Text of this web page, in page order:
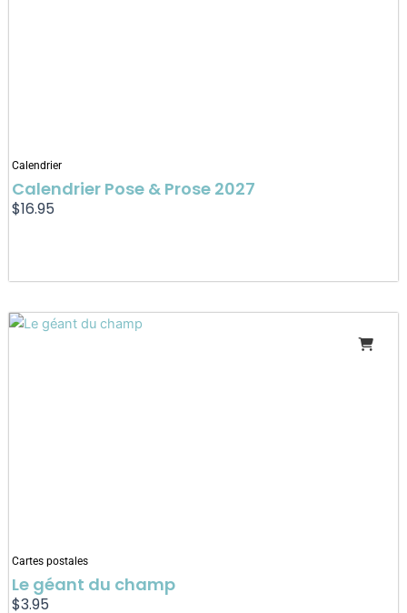
Calendrier
Calendrier Pose & Prose 2027
$16.95
Cartes postales
Le géant du champ
$3.95